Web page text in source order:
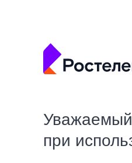
Уважаемый
при